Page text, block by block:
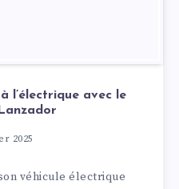
l’électrique avec le
2025
véhicule électrique